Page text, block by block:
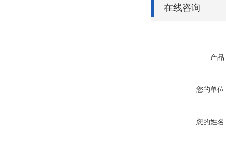
在线咨询
产品
您的单位
您的姓名